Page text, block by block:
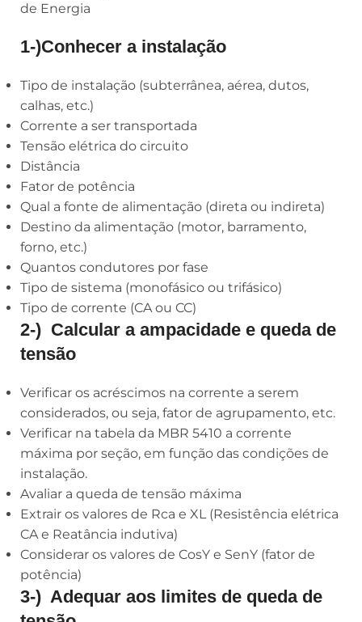
de Energia
1-)Conhecer a instalação
Tipo de instalação (subterrânea, aérea, dutos,
calhas, etc.)
Corrente a ser transportada
Tensão elétrica do circuito
Distância
Fator de potência
Qual a fonte de alimentação (direta ou indireta)
Destino da alimentação (motor, barramento,
forno, etc.)
Quantos condutores por fase
Tipo de sistema (monofásico ou trifásico)
Tipo de corrente (CA ou CC)
2-) Calcular a ampacidade e queda de
tensão
Verificar os acréscimos na corrente a serem
considerados, ou seja, fator de agrupamento, etc.
Verificar na tabela da MBR 5410 a corrente
máxima por seção, em função das condições de
instalação.
Avaliar a queda de tensão máxima
Extrair os valores de Rca e XL (Resistência elétrica
CA e Reatância indutiva)
Considerar os valores de CosY e SenY (fator de
potência)
3-) Adequar aos limites de queda de